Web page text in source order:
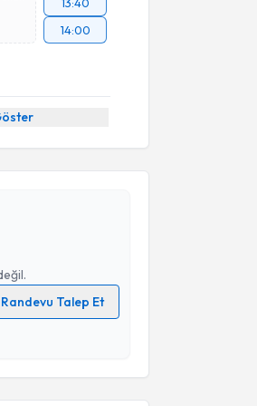
14:00
Randevu Talep Et
için randevu
randevu almanız için